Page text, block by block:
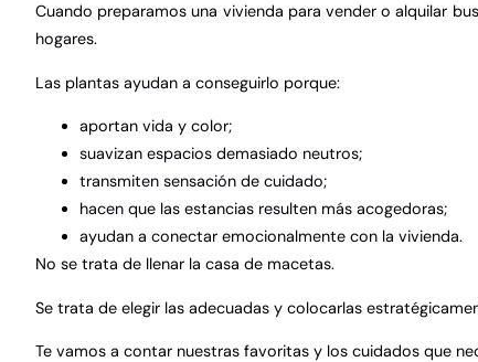
Cuando preparamos una vivienda para vender o alquilar
hogares.
Las plantas ayudan a conseguirlo porque:
aportan vida y color;
suavizan espacios demasiado neutros;
transmiten sensación de cuidado;
hacen que las estancias resulten más acogedoras;
ayudan a conectar emocionalmente con la vivienda.
No se trata de llenar la casa de macetas.
Se trata de elegir las adecuadas y colocarlas
Te vamos a contar nuestras favoritas y los cuidados que